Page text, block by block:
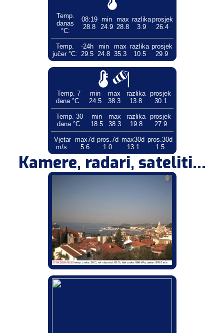
Temp.
danas
°C:
08:19
28.8
min
24.9
max
28.8
razlika
3.9
prosjek
26.4
Temp.
jučer °C:
-24h
29.5
min
24.8
max
35.3
razlika
10.5
prosjek
29.9
Temp. 7
dana °C:
min
24.5
max
38.3
razlika
13.8
prosjek
30.1
Temp. 30
dana °C:
min
18.5
max
38.3
razlika
19.8
prosjek
27.9
Vjetar
m/s:
max7d
5.6
pros.7d
1.0
max30d
13.1
pros.30d
1.5
Kamere, radari, sateliti...